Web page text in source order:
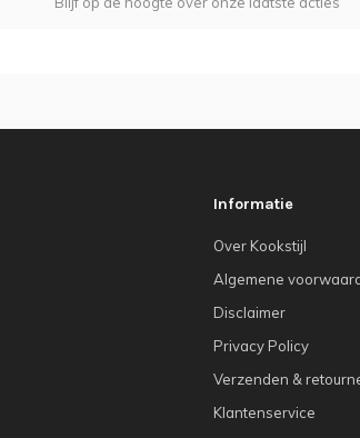
Informatie
Over Kookstijl
Algemene
Disclaimer
Privacy Policy
Verzenden &
Klantenservice